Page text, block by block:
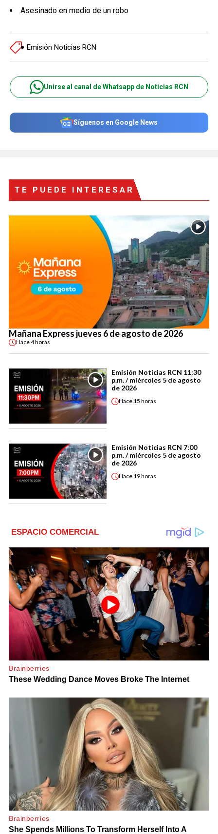
Asesinado en medio de un robo
Emisión Noticias RCN
Unirse al canal de Whatsapp de Noticias RCN
Síguenos en Google News
TE PUEDE INTERESAR
Mañana Express jueves 6 de agosto de 2026
Hace4 horas
Emisión Noticias RCN 11:30
p.m. / miércoles 5 de agosto
de 2026
Hace 15 horas
Emisión Noticias RCN 7:00
p.m. / miércoles 5 de agosto
de 2026
Hace 19 horas